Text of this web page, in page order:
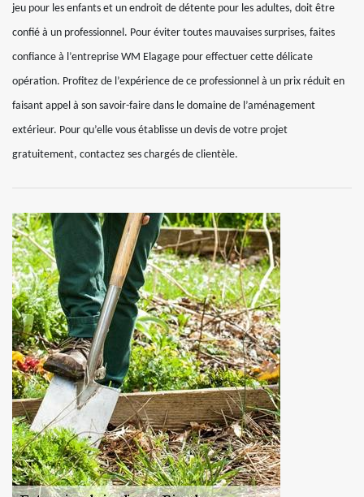
jeu pour les enfants et un endroit de détente pour les adultes, doit être
confié à un professionnel. Pour éviter toutes mauvaises surprises, faites
confiance à l’entreprise WM Elagage pour effectuer cette délicate
opération. Profitez de l’expérience de ce professionnel à un prix réduit en
faisant appel à son savoir-faire dans le domaine de l’aménagement
extérieur. Pour qu’elle vous établisse un devis de votre projet
gratuitement, contactez ses chargés de clientèle.